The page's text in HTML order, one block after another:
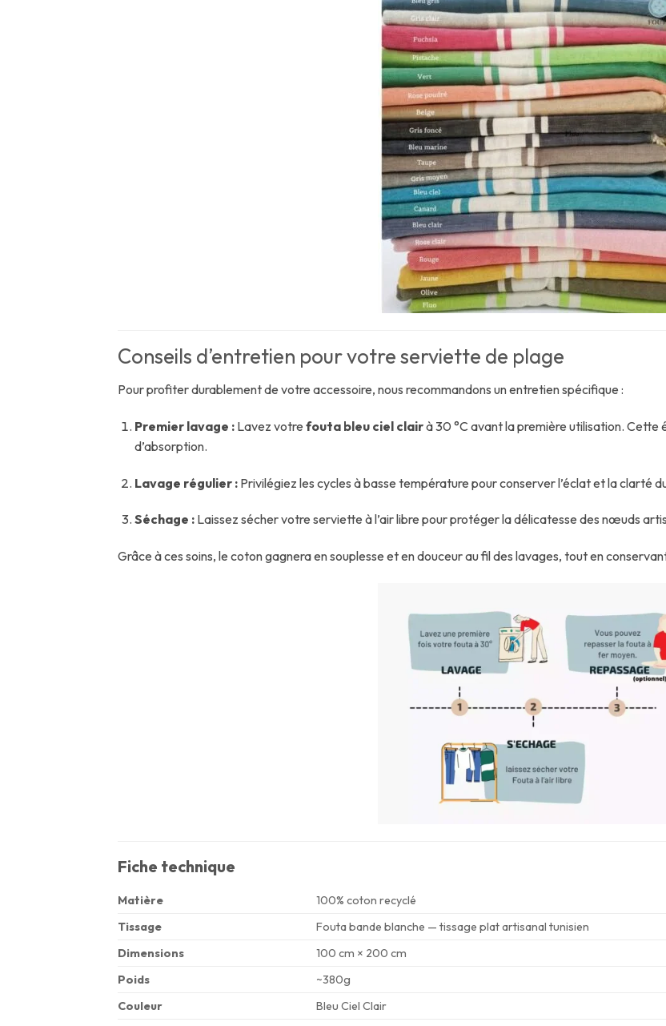
Conseils d’entretien pour votre serviette de plage
Pour profiter durablement de votre accessoire, nous recommandons un entretien spécifique :
Premier lavage :Lavez votre fouta bleu ciel clairà 30 °C avant la première utilisation.
d’absorption.
Lavage régulier :Privilégiez les cycles à basse température pour conserver l’éclat et la clarté
Séchage :Laissez sécher votre serviette à l’air libre pour protéger la délicatesse des nœuds
Grâce à ces soins, le coton gagnera en souplesse et en douceur au fil des lavages, tout en
Fiche technique
Matière
100% coton recyclé
Tissage
Fouta bande blanche — tissage plat artisanal tunisien
Dimensions
100 cm × 200 cm
Poids
~380g
Couleur
Bleu Ciel Clair